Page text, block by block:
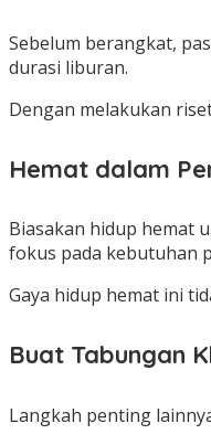
Sebelum berangkat,
durasi liburan.
Dengan melakukan
Hemat dalam
Biasakan hidup hemat
fokus pada kebutuhan
Gaya hidup hemat ini
Buat Tabungan
Langkah penting